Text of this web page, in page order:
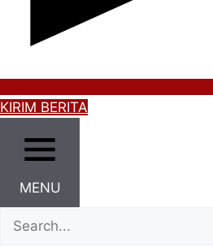
KIRIM BERITA
MENU